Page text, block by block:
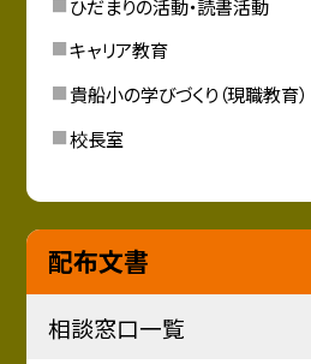
ひだまりの活動・読書活動
キャリア教育
貴船小の学びづくり（現職教育）
校長室
配布文書
相談窓口一覧